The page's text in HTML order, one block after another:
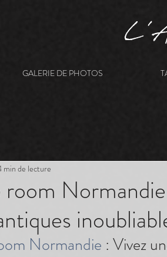
GALERIE DE PHOTOS
room
min de lecture
Normandie : Vivez